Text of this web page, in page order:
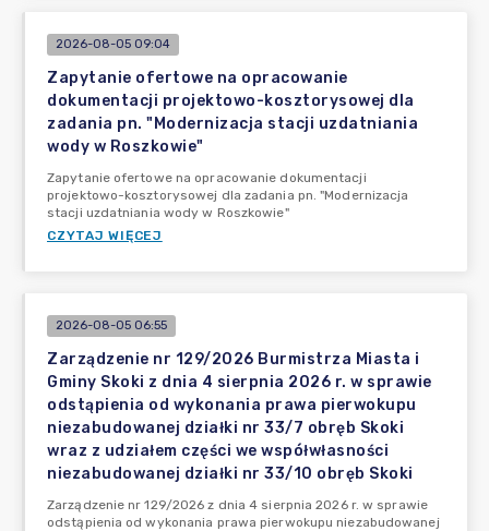
2026-08-05 09:04
Zapytanie ofertowe na opracowanie
dokumentacji projektowo-kosztorysowej dla
zadania pn. "Modernizacja stacji uzdatniania
wody w Roszkowie"
Zapytanie ofertowe na opracowanie dokumentacji
projektowo-kosztorysowej dla zadania pn. "Modernizacja
stacji uzdatniania wody w Roszkowie"
CZYTAJ WIĘCEJ
2026-08-05 06:55
Zarządzenie nr 129/2026 Burmistrza Miasta i
Gminy Skoki z dnia 4 sierpnia 2026 r. w sprawie
odstąpienia od wykonania prawa pierwokupu
niezabudowanej działki nr 33/7 obręb Skoki
wraz z udziałem części we współwłasności
niezabudowanej działki nr 33/10 obręb Skoki
Zarządzenie nr 129/2026 z dnia 4 sierpnia 2026 r. w sprawie
odstąpienia od wykonania prawa pierwokupu niezabudowanej